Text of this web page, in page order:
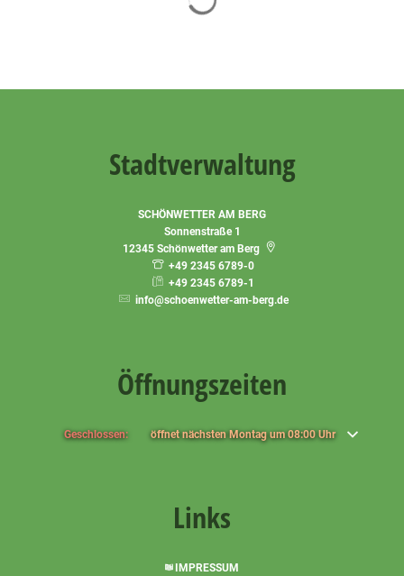
Stadtverwaltung
SCHÖNWETTER AM BERG
Sonnenstraße 1
12345 Schönwetter am Berg
+49 2345 6789-0
+49 2345 6789-1
info@schoenwetter-am-berg.de
Öffnungszeiten
Klicken, um weitere Öffnungs- oder Schließzeiten auszublenden
Geschlossen: öffnet nächsten Montag um 08:00 Uhr
Links
IMPRESSUM